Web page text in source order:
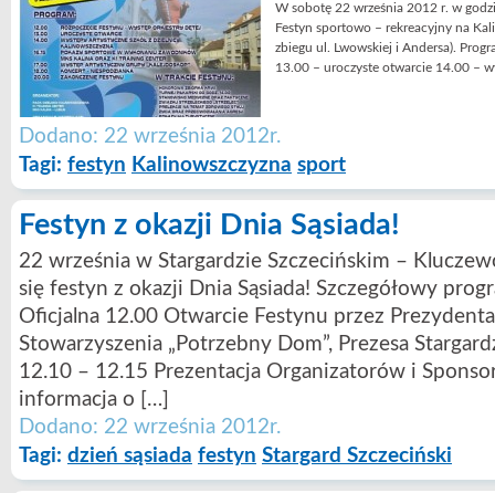
W sobotę 22 września 2012 r. w
Festyn sportowo – rekreacyjny na
zbiegu ul. Lwowskiej i Andersa).
13.00 – uroczyste otwarcie 14.00 –
Dodano: 22 września 2012r.
Tagi: festyn Kalinowszczyzna sport
Festyn z okazji Dnia Sąsiada!
22 września w Stargardzie Szczecińskim –
się festyn z okazji Dnia Sąsiada! Szczegółowy
Oficjalna 12.00 Otwarcie Festynu przez
Stowarzyszenia „Potrzebny Dom”, Prezesa
12.10 – 12.15 Prezentacja Organizatorów i
informacja o […]
Dodano: 22 września 2012r.
Tagi: dzień sąsiada festyn Stargard Szczeciński